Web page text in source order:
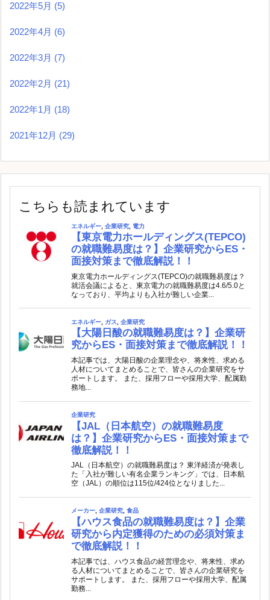
2022年5月 (5)
2022年4月 (6)
2022年3月 (7)
2022年2月 (21)
2022年1月 (18)
2021年12月 (29)
こちらも読まれています